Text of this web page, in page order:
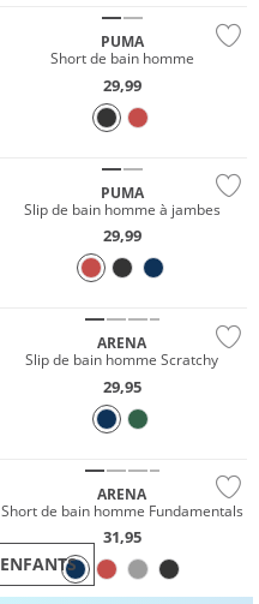
PUMA
Short de bain homme
29,99
PUMA
Slip de bain homme à jambes
29,99
ARENA
Slip de bain homme Scratchy
29,95
ARENA
Short de bain homme Fundamentals
31,95
ENFANTS